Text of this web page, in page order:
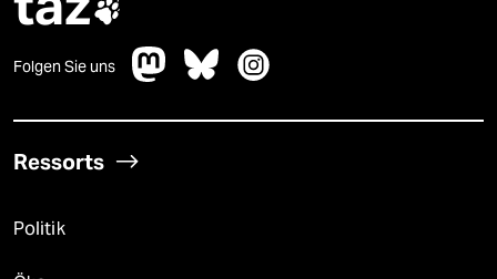

Folgen Sie uns
Ressorts
Politik